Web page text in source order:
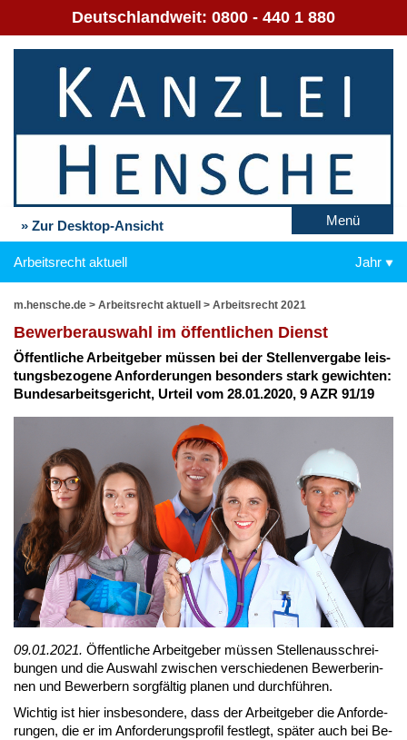
Deutschlandweit: 0800 - 440 1 880
» Zur Desktop-Ansicht Menü
Arbeitsrecht aktuell Jahr
m.hensche.de > Arbeitsrecht aktuell > Arbeitsrecht 2021
Be­wer­be­r­aus­wahl im öf­fent­li­chen Dienst
Öf­fent­li­che Ar­beit­ge­ber müs­sen bei der Stel­len­ver­ga­be leis­
tungs­be­zo­ge­ne An­for­de­run­gen be­son­ders stark ge­wich­ten:
Bun­des­ar­beits­ge­richt, Ur­teil vom 28.01.2020, 9 AZR 91/19
09.01.2021. Öf­fent­li­che Ar­beit­ge­ber müs­sen Stel­len­aus­schrei­
bun­gen und die Aus­wahl zwi­schen ver­schie­de­nen Be­wer­be­rin­
nen und Be­wer­bern sorg­fäl­tig pla­nen und durch­füh­ren.
Wich­tig ist hier ins­be­son­de­re, dass der Ar­beit­ge­ber die An­for­de­
run­gen, die er im An­for­de­rungs­pro­fil fest­legt, spä­ter auch bei Be­